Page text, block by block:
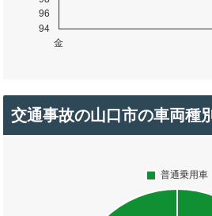
交通事故の山口市の車両種